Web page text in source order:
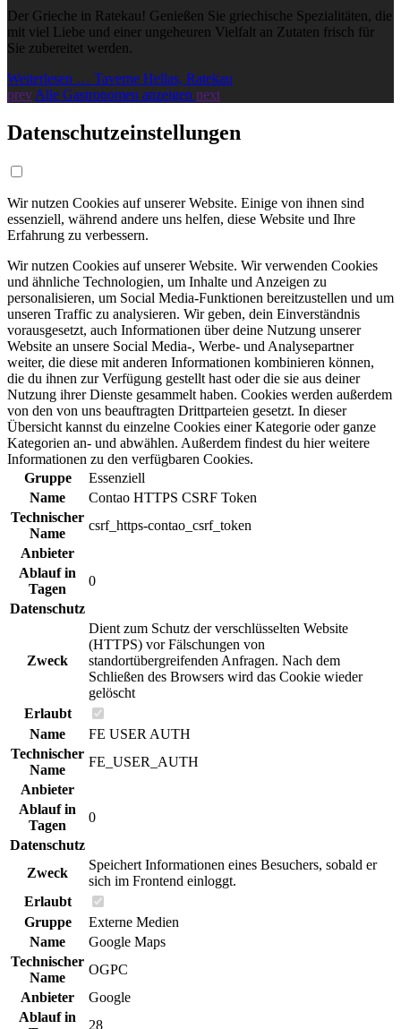
Der Grieche in Ratekau! Genießen Sie griechische Spezialitäten, die
mit viel Liebe und einer ungeheuren Vielfalt an Zutaten frisch für
Sie zubereitet werden.
Weiterlesen … Taverne Hellas, Ratekau
prev Alle Gastronomen anzeigen next
Datenschutzeinstellungen
Wir nutzen Cookies auf unserer Website. Einige von ihnen sind
essenziell, während andere uns helfen, diese Website und Ihre
Erfahrung zu verbessern.
Wir nutzen Cookies auf unserer Website. Wir verwenden Cookies
und ähnliche Technologien, um Inhalte und Anzeigen zu
personalisieren, um Social Media-Funktionen bereitzustellen und um
unseren Traffic zu analysieren. Wir geben, dein Einverständnis
vorausgesetzt, auch Informationen über deine Nutzung unserer
Website an unsere Social Media-, Werbe- und Analysepartner
weiter, die diese mit anderen Informationen kombinieren können,
die du ihnen zur Verfügung gestellt hast oder die sie aus deiner
Nutzung ihrer Dienste gesammelt haben. Cookies werden außerdem
von den von uns beauftragten Drittparteien gesetzt. In dieser
Übersicht kannst du einzelne Cookies einer Kategorie oder ganze
Kategorien an- und abwählen. Außerdem findest du hier weitere
Informationen zu den verfügbaren Cookies.
Gruppe
Essenziell
Name
Contao HTTPS CSRF Token
Technischer
Name
csrf_https-contao_csrf_token
Anbieter
Ablauf in
Tagen
0
Datenschutz
Zweck
Dient zum Schutz der verschlüsselten Website
(HTTPS) vor Fälschungen von
standortübergreifenden Anfragen. Nach dem
Schließen des Browsers wird das Cookie wieder
gelöscht
Erlaubt
Name
FE USER AUTH
Technischer
Name
FE_USER_AUTH
Anbieter
Ablauf in
Tagen
0
Datenschutz
Zweck
Speichert Informationen eines Besuchers, sobald er
sich im Frontend einloggt.
Erlaubt
Gruppe
Externe Medien
Name
Google Maps
Technischer
Name
OGPC
Anbieter
Google
Ablauf in
28